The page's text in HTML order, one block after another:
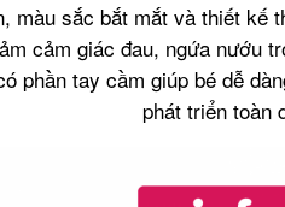
màu sắc bắt mắt và thiết kế
cảm giác đau, ngứa nướu
phần tay cầm giúp bé dễ
phát triển toàn